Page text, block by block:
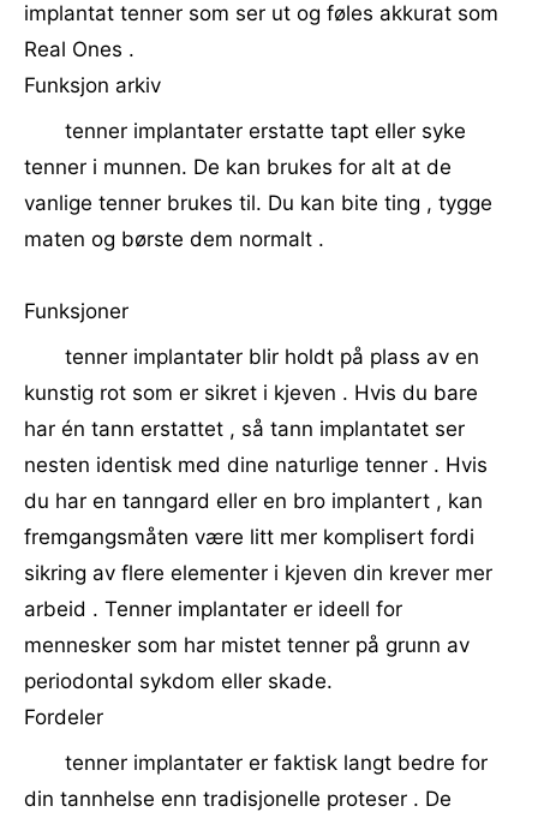
implantat tenner som ser ut og føles akkurat som
Real Ones .
Funksjon arkiv
tenner implantater erstatte tapt eller syke
tenner i munnen. De kan brukes for alt at de
vanlige tenner brukes til. Du kan bite ting , tygge
maten og børste dem normalt .
Funksjoner
tenner implantater blir holdt på plass av en
kunstig rot som er sikret i kjeven . Hvis du bare
har én tann erstattet , så tann implantatet ser
nesten identisk med dine naturlige tenner . Hvis
du har en tanngard eller en bro implantert , kan
fremgangsmåten være litt mer komplisert fordi
sikring av flere elementer i kjeven din krever mer
arbeid . Tenner implantater er ideell for
mennesker som har mistet tenner på grunn av
periodontal sykdom eller skade.
Fordeler
tenner implantater er faktisk langt bedre for
din tannhelse enn tradisjonelle proteser . De